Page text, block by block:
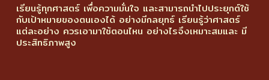
เรียนรู้ทุกศาสตร์ เพื่อความมั่นใจ และสามารถนำไปประยุกต์ใช้
กับเป้าหมายของตนเองได้ อย่างมีกลยุทธ์ เรียนรู้ว่าศาสตร์
แต่ละอย่าง ควรเอามาใช้ตอนไหน อย่างไรจึงเหมาะสมและ มี
ประสิทธิภาพสูง